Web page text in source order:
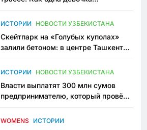
Узбекистане
ИСТОРИИ НОВОСТИ УЗБЕКИСТАНА
Скейтпарк на «Голубых куполах»
залили бетоном: в центре Ташкента
пространство
ИСТОРИИ НОВОСТИ УЗБЕКИСТАНА
Власти выплатят 300 млн сумов
предпринимателю, который провёл
приговору
WOMENS ИСТОРИИ